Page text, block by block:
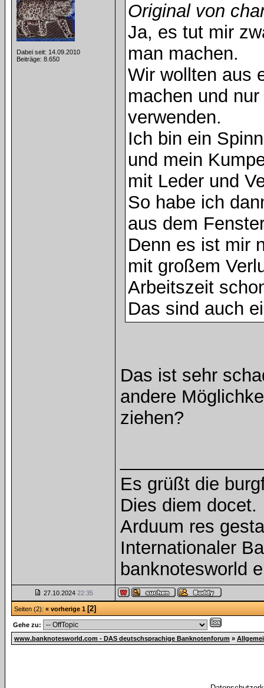
Dabei seit: 14.09.2010
Beiträge: 8.650
Original von
Ja, es tut mir
man machen.
Wir wollten aus
machen und
verwenden.
Ich bin ein
und mein
mit Leder und
So habe ich
aus dem
Denn es ist mir
mit großem
Arbeitszeit
Das sind auch
Das ist sehr
andere
ziehen?
Es grüßt die
Dies diem docet.
Arduum res
Internationaler
banknotesworld
27.10.2024 22:35
Seiten (2): « vorherige 1 [2]
Gehe zu:
www.banknotesworld.com - DAS deutschsprachige Banknotenforum »